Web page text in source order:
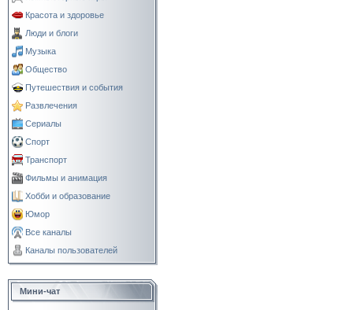
Красота и здоровье
Люди и блоги
Музыка
Общество
Путешествия и события
Развлечения
Сериалы
Спорт
Транспорт
Фильмы и анимация
Хобби и образование
Юмор
Все каналы
Каналы пользователей
Мини-чат